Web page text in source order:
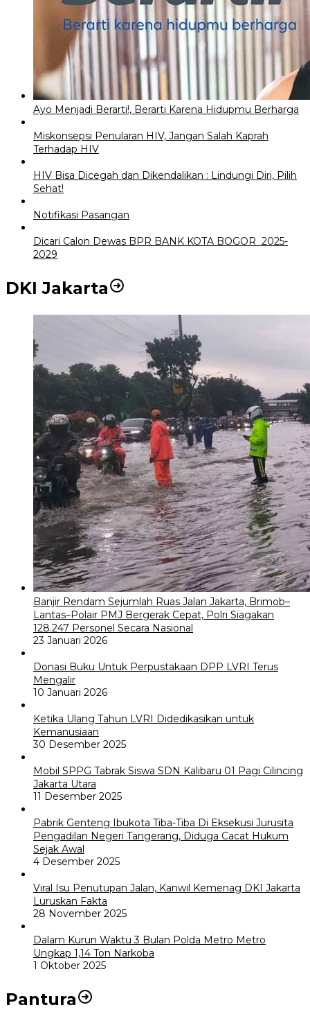
Ayo Menjadi Berarti!, Berarti Karena Hidupmu Berharga
Miskonsepsi Penularan HIV, Jangan Salah Kaprah
Terhadap HIV
HIV Bisa Dicegah dan Dikendalikan : Lindungi Diri, Pilih
Sehat!
Notifikasi Pasangan
Dicari Calon Dewas BPR BANK KOTA BOGOR 2025-
2029
DKI Jakarta
Banjir Rendam Sejumlah Ruas Jalan Jakarta, Brimob–
Lantas–Polair PMJ Bergerak Cepat, Polri Siagakan
128.247 Personel Secara Nasional
23 Januari 2026
Donasi Buku Untuk Perpustakaan DPP LVRI Terus
Mengalir
10 Januari 2026
Ketika Ulang Tahun LVRI Didedikasikan untuk
Kemanusiaan
30 Desember 2025
Mobil SPPG Tabrak Siswa SDN Kalibaru 01 Pagi Cilincing
Jakarta Utara
11 Desember 2025
Pabrik Genteng Ibukota Tiba-Tiba Di Eksekusi Jurusita
Pengadilan Negeri Tangerang, Diduga Cacat Hukum
Sejak Awal
4 Desember 2025
Viral Isu Penutupan Jalan, Kanwil Kemenag DKI Jakarta
Luruskan Fakta
28 November 2025
Dalam Kurun Waktu 3 Bulan Polda Metro Metro
Ungkap 1,14 Ton Narkoba
1 Oktober 2025
Pantura